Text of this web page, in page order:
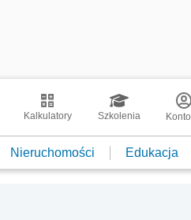
Kalkulatory Szkolenia Konto
Nieruchomości Edukacja